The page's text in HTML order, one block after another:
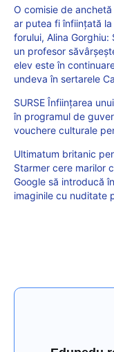
O comisie de
ar putea fi înființată
forului, Alina
un profesor
elev este în
undeva în sertarele
SURSE Înființarea
în programul de
vouchere culturale
Ultimatum britanic
Starmer cere marilor
Google să introducă
imaginile cu nuditate